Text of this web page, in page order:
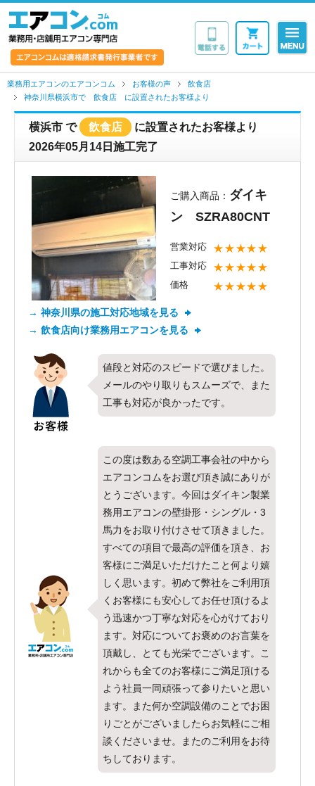
業務用エアコンのエアコンコム お客様の声
飲食店
神奈川県横浜市で 飲食店 に設置されたお客様より
横浜市 で 飲食店
に設置されたお客様より
2026年05月14日施工完了
ご購入商品： ダイキ
ン SZRA80CNT
営業対応 ★★★★★
工事対応 ★★★★★
価格 ★★★★★
→ 神奈川県の施工対応地域を見る
→ 飲食店向け業務用エアコンを見る
値段と対応のスピードで選びました。
メールのやり取りもスムーズで、また
工事も対応が良かったです。
この度は数ある空調工事会社の中から
エアコンコムをお選び頂き誠にありが
とうございます。今回はダイキン製業
務用エアコンの壁掛形・シングル・3
馬力をお取り付けさせて頂きました。
すべての項目で最高の評価を頂き、お
客様にご満足いただけたこと何より嬉
しく思います。初めて弊社をご利用頂
くお客様にも安心してお任せ頂けるよ
う迅速かつ丁寧な対応を心がけており
ます。対応についてお褒めのお言葉を
頂戴し、とても光栄でございます。こ
れからも全てのお客様にご満足頂ける
よう社員一同頑張って参りたいと思い
ます。また何か空調設備のことでお困
りごとがございましたらお気軽にご相
談くださいませ。またのご利用をお待
ちしております。